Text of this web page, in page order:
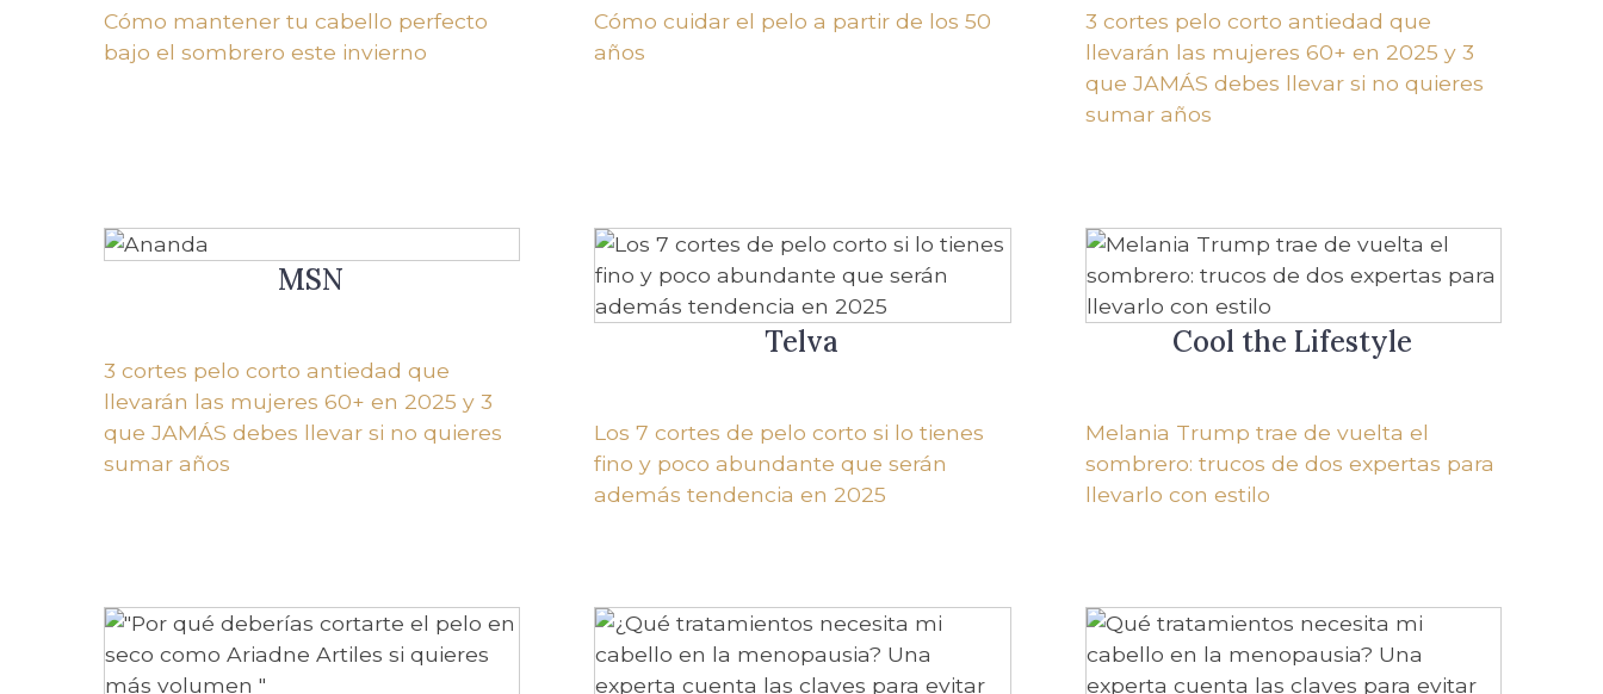
Cómo mantener tu cabello perfecto
bajo el sombrero este invierno
Cómo cuidar el pelo a partir de los 50
años
3 cortes pelo corto antiedad que
llevarán las mujeres 60+ en 2025 y 3
que JAMÁS debes llevar si no quieres
sumar años
MSN
3 cortes pelo corto antiedad que
llevarán las mujeres 60+ en 2025 y 3
que JAMÁS debes llevar si no quieres
sumar años
Telva
Los 7 cortes de pelo corto si lo tienes
fino y poco abundante que serán
además tendencia en 2025
Cool the Lifestyle
Melania Trump trae de vuelta el
sombrero: trucos de dos expertas para
llevarlo con estilo